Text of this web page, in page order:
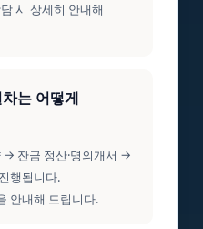
시 상세히 안내해
는 어떻게
잔금 정산·명의개서 →
행됩니다.
안내해 드립니다.